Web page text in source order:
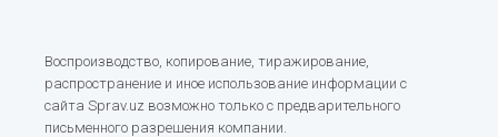
Воспроизводство, копирование, тиражирование,
распространение и иное использование информации с
сайта Sprav.uz возможно только с предварительного
письменного разрешения компании.